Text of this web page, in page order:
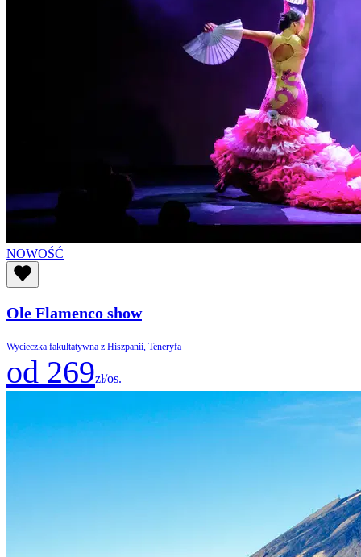
NOWOŚĆ
Ole Flamenco show
Wycieczka fakultatywna z Hiszpanii, Teneryfa
od 269zł/os.